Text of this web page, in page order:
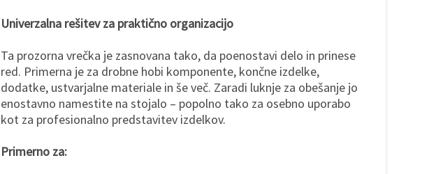
Univerzalna rešitev za praktično organizacijo
Ta prozorna vrečka je zasnovana tako, da poenostavi delo in prinese
red. Primerna je za drobne hobi komponente, končne izdelke,
dodatke, ustvarjalne materiale in še več. Zaradi luknje za obešanje jo
enostavno namestite na stojalo – popolno tako za osebno uporabo
kot za profesionalno predstavitev izdelkov.
Primerno za: